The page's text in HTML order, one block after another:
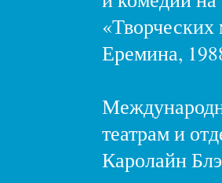
Еремина,
театрам и
Каролайн